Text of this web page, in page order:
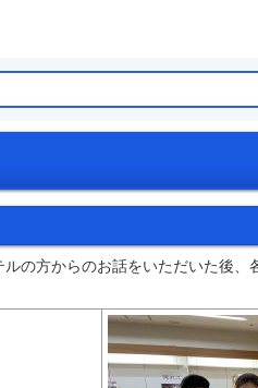
の方からのお話をいただいた後